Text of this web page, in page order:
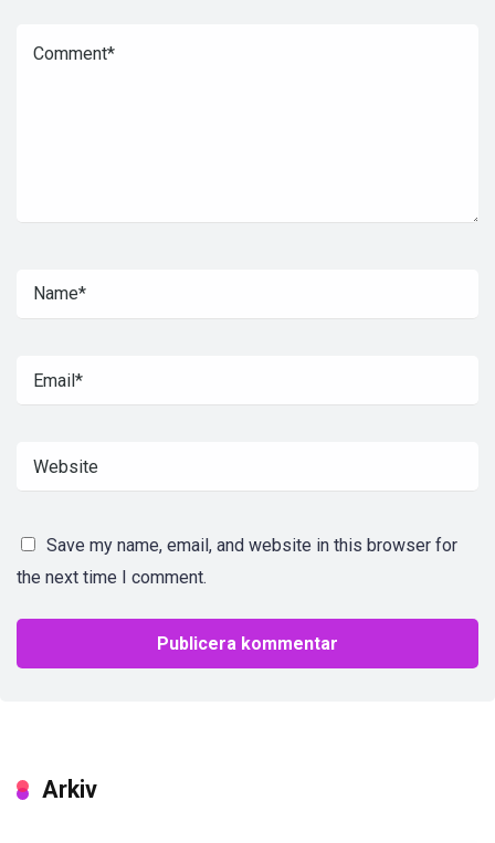
Save my name, email, and website in this browser for
the next time I comment.
Arkiv